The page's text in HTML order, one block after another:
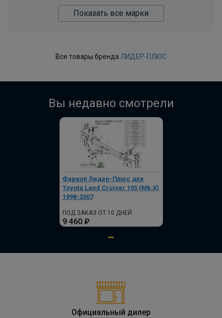
Показать все марки
Все товары бренда ЛИДЕР-ПЛЮС
Вы недавно смотрели
Фаркоп Лидер-Плюс для
Toyota Land Cruiser 105 (Mk.X)
1998-2007
ПОД ЗАКАЗ ОТ 10 ДНЕЙ
9 460 ₽
Официальный дилер